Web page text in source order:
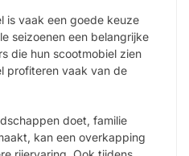
is vaak een goede keuze
seizoenen een belangrijke
die hun scootmobiel zien
profiteren vaak van de
doet, familie
kan een overkapping